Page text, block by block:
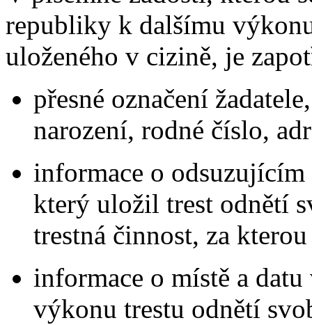
republiky k dalšímu
uloženého v cizině, je
přesné označení
narození, rodné číslo,
informace o
který uložil trest odnětí
trestná činnost, za
informace o místě a
výkonu trestu odnětí